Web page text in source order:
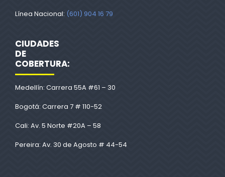
Línea Nacional: (601) 904 16 79
CIUDADES
DE
COBERTURA:
Medellín: Carrera 55A #61 – 30
Bogotá: Carrera 7 # 110-52
Cali: Av. 5 Norte #20A – 58
Pereira: Av. 30 de Agosto # 44-54